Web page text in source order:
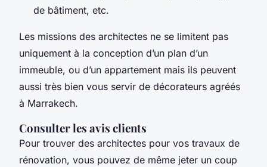
de bâtiment, etc.
Les missions des architectes ne se limitent pas
uniquement à la conception d’un plan d’un
immeuble, ou d’un appartement mais ils peuvent
aussi très bien vous servir de décorateurs agréés
à Marrakech.
Consulter les avis clients
Pour trouver des architectes pour vos travaux de
rénovation, vous pouvez de même jeter un coup